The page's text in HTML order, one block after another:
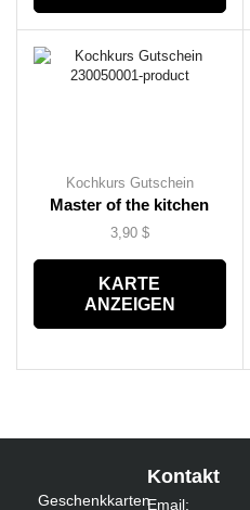
Kochkurs Gutschein
Master of the kitchen
3,90 $
KARTE
ANZEIGEN
Geschenkkarten
Kontakt
Email: